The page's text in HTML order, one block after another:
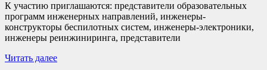
К участию приглашаются: представители образовательных
программ инженерных направлений, инженеры-
конструкторы беспилотных систем, инженеры-электроники,
инженеры реинжиниринга, представители
Читать далее